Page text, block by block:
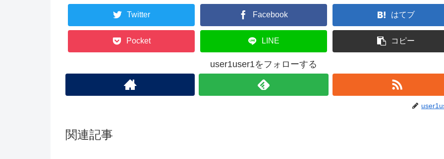
Twitter Facebook はてブ
Pocket LINE コピー
user1user1をフォローする
関連記事